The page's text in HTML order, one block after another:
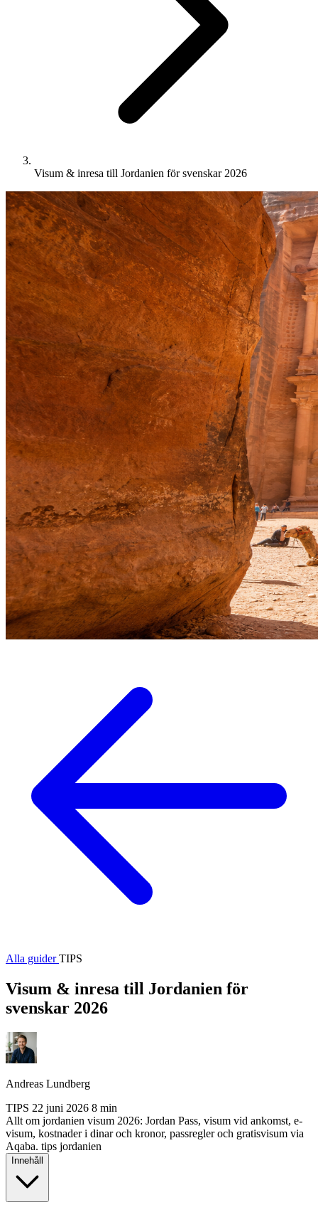
Visum & inresa till Jordanien för svenskar 2026
Alla guiderTIPS
Visum & inresa till Jordanien för
svenskar 2026
Andreas Lundberg
TIPS 22 juni 2026 8 min
Allt om jordanien visum 2026: Jordan Pass, visum vid ankomst, e-
visum, kostnader i dinar och kronor, passregler och gratisvisum via
Aqaba. tips jordanien
Innehåll